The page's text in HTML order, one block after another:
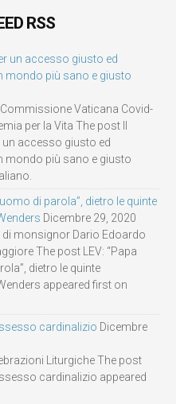
RSS
un accesso giusto ed
mondo più sano e giusto
Vaticana Covid-
per la Vita The post Il
accesso giusto ed
mondo più sano e giusto
uomo di parola”, dietro le quinte
Dicembre 29, 2020
monsignor Dario Edoardo
The post LEV: “Papa
dietro le quinte
appeared first on
cardinalizio Dicembre
Liturgiche The post
cardinalizio appeared